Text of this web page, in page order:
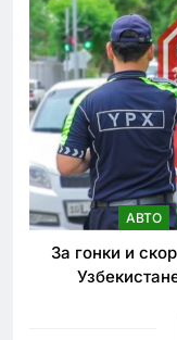
АВТО
За гонки и